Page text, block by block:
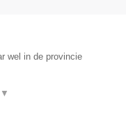
wel in de provincie
▼